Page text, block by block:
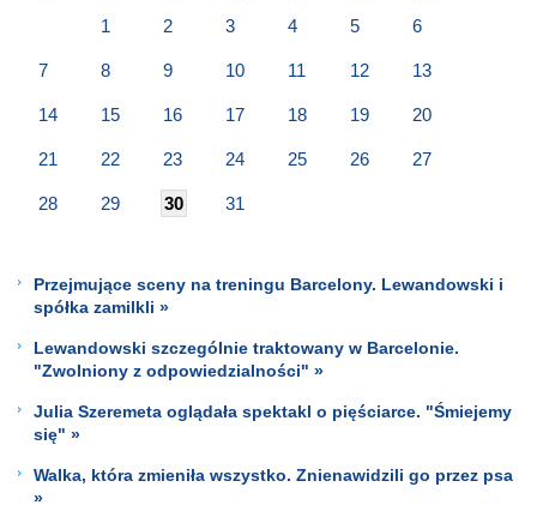
1 2 3 4 5 6
7 8 9 10 11 12 13
14 15 16 17 18 19 20
21 22 23 24 25 26 27
28 29 30 31
Przejmujące sceny na treningu Barcelony. Lewandowski i
spółka zamilkli »
Lewandowski szczególnie traktowany w Barcelonie.
"Zwolniony z odpowiedzialności" »
Julia Szeremeta oglądała spektakl o pięściarce. "Śmiejemy
się" »
Walka, która zmieniła wszystko. Znienawidzili go przez psa
»